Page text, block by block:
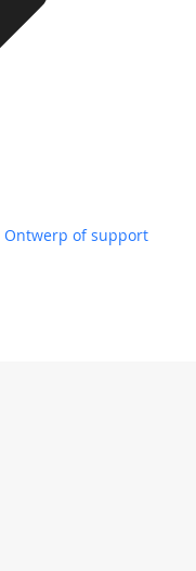
Ontwerp of support